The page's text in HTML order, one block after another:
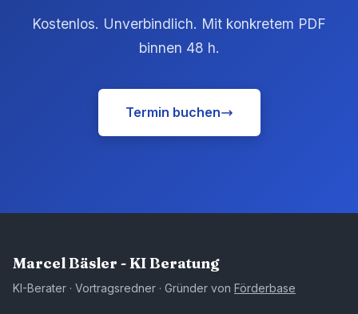
Kostenlos. Unverbindlich. Mit konkretem PDF
binnen 48 h.
Termin buchen
Marcel Bäsler - KI Beratung
KI-Berater · Vortragsredner · Gründer von Förderbase